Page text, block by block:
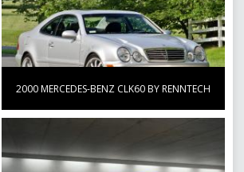
2000 MERCEDES-BENZ CLK60 BY RENNTECH